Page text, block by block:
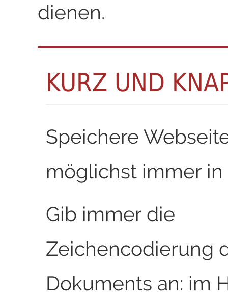
dienen.
KURZ UND
Speichere
möglichst immer in
Gib immer die
Zeichencodierung
Dokuments an: im